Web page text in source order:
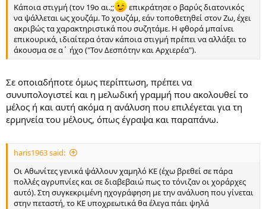
Κάποια στιγμή (τον 19ο αι.;;
επικράτησε ο βαρύς διατονικός
να ψάλλεται ως χουζάμ. Το χουζάμ, εάν τοποθετηθεί στον Ζω, έχει
ακριβώς τα χαρακτηριστικά που συζητάμε. Η φθορά μπαίνει
επικουρικά, ιδιαίτερα όταν κάποια στιγμή πρέπει να αλλάξει το
άκουσμα σε α΄ ήχο ("Τον Δεσπότην και Αρχιερέα").
Σε οποιαδήποτε όμως περίπτωση, πρέπει να
συνυπολογιστεί και η μελωδική γραμμή που ακολουθεί το
μέλος ή και αυτή ακόμα η ανάλυση που επιλέγεται για τη
ερμηνεία του μέλους, όπως έγραψα και παραπάνω.
haris1963 said:
Οι Αθωνίτες γενικά ψάλλουν χαμηλό ΚΕ (έχω βρεθεί σε πάρα
πολλές αγρυπνίες και σε διαβεβαιώ πως το τόνιζαν οι χοράρχες
αυτό). Στη συγκεκριμένη ηχογράφηση με την ανάλυση που γίνεται
στην πεταστή, το ΚΕ υποχρεωτικά θα έλεγα πάει ψηλά